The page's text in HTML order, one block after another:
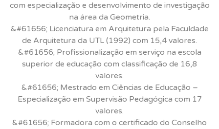
com especialização e desenvolvimento de investigação
na área da Geometria.
&#61656; Licenciatura em Arquitetura pela Faculdade
de Arquitetura da UTL (1992) com 15,4 valores.
&#61656; Profissionalização em serviço na escola
superior de educação com classificação de 16,8
valores.
&#61656; Mestrado em Ciências de Educação –
Especialização em Supervisão Pedagógica com 17
valores.
&#61656; Formadora com o certificado do Conselho